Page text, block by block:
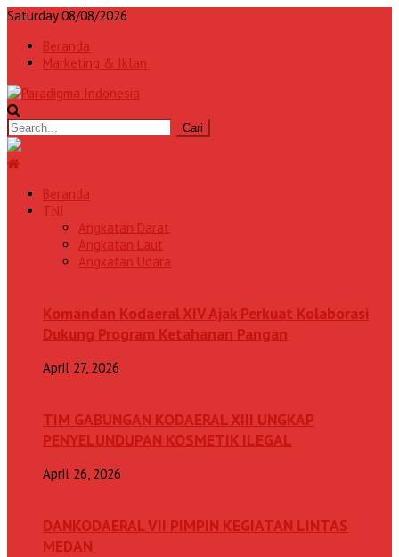
Saturday 08/08/2026
Beranda
Marketing & Iklan
Beranda
TNI
Angkatan Darat
Angkatan Laut
Angkatan Udara
Komandan Kodaeral XIV Ajak Perkuat Kolaborasi
Dukung Program Ketahanan Pangan
April 27, 2026
TIM GABUNGAN KODAERAL XIII UNGKAP
PENYELUNDUPAN KOSMETIK ILEGAL
April 26, 2026
DANKODAERAL VII PIMPIN KEGIATAN LINTAS
MEDAN